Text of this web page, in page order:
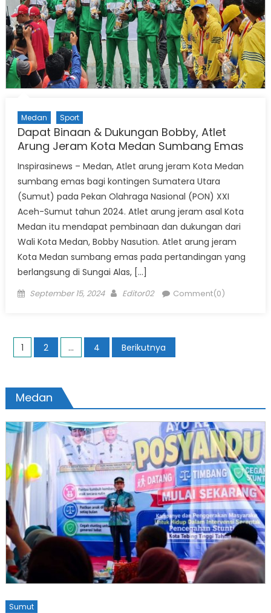
Medan Sport
Dapat Binaan & Dukungan Bobby, Atlet
Arung Jeram Kota Medan Sumbang Emas
Inspirasinews – Medan, Atlet arung jeram Kota Medan
sumbang emas bagi kontingen Sumatera Utara
(Sumut) pada Pekan Olahraga Nasional (PON) XXI
Aceh-Sumut tahun 2024. Atlet arung jeram asal Kota
Medan itu mendapat pembinaan dan dukungan dari
Wali Kota Medan, Bobby Nasution. Atlet arung jeram
Kota Medan sumbang emas pada pertandingan yang
berlangsung di Sungai Alas, […]
Posted
September 15, 2024 Author
Editor02 Comment(0)
Paginasi
1 2 … 4 Berikutnya
Medan
Sumut